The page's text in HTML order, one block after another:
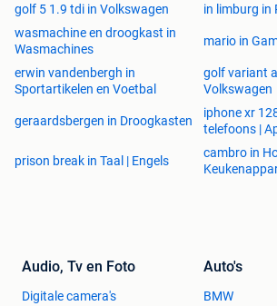
golf 5 1.9 tdi in Volkswagen
in limburg in
wasmachine en droogkast in
Wasmachines
mario in
erwin vandenbergh in
Sportartikelen en Voetbal
golf variant
Volkswagen
geraardsbergen in Droogkasten
iphone xr
telefoons |
prison break in Taal | Engels
cambro in
Audio, Tv en Foto
Digitale camera's
Auto's
BMW